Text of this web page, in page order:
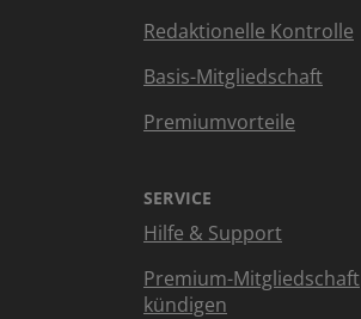
Redaktionelle Kontrolle
Basis-Mitgliedschaft
Premiumvorteile
SERVICE
Hilfe & Support
Premium-Mitgliedschaft
kündigen